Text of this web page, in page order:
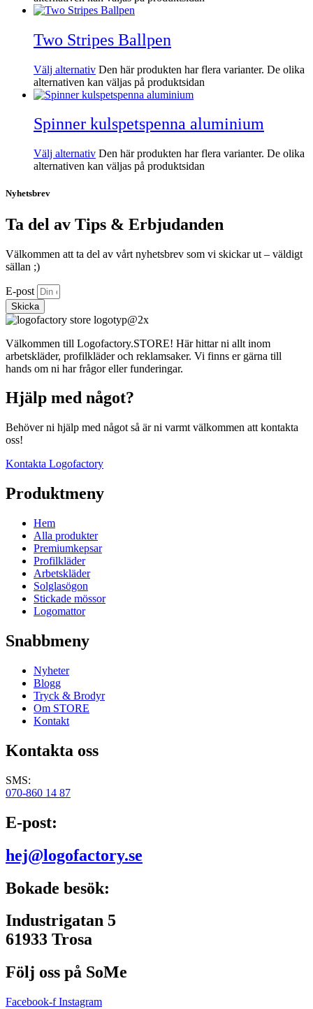
Two Stripes Ballpen
Välj alternativ Den här produkten har flera varianter. De olika
alternativen kan väljas på produktsidan
Spinner kulspetspenna aluminium
Välj alternativ Den här produkten har flera varianter. De olika
alternativen kan väljas på produktsidan
Nyhetsbrev
Ta del av Tips & Erbjudanden
Välkommen att ta del av vårt nyhetsbrev som vi skickar ut – väldigt
sällan ;)
E-post
Skicka
Välkommen till Logofactory.STORE! Här hittar ni allt inom
arbetskläder, profilkläder och reklamsaker. Vi finns er gärna till
hands om ni har frågor eller funderingar.
Hjälp med något?
Behöver ni hjälp med något så är ni varmt välkommen att kontakta
oss!
Kontakta Logofactory
Produktmeny
Hem
Alla produkter
Premiumkepsar
Profilkläder
Arbetskläder
Solglasögon
Stickade mössor
Logomattor
Snabbmeny
Nyheter
Blogg
Tryck & Brodyr
Om STORE
Kontakt
Kontakta oss
SMS:
070-860 14 87
E-post:
hej@logofactory.se
Bokade besök:
Industrigatan 5
61933 Trosa
Följ oss på SoMe
Facebook-f Instagram